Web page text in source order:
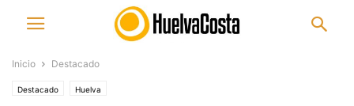
Inicio Destacado
Destacado Huelva